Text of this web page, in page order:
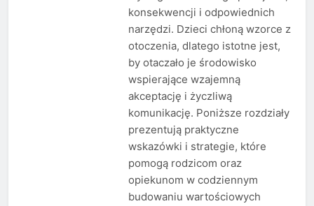
konsekwencji i odpowiednich
narzędzi. Dzieci chłoną wzorce z
otoczenia, dlatego istotne jest,
by otaczało je środowisko
wspierające wzajemną
akceptację i życzliwą
komunikację. Poniższe rozdziały
prezentują praktyczne
wskazówki i strategie, które
pomogą rodzicom oraz
opiekunom w codziennym
budowaniu wartościowych